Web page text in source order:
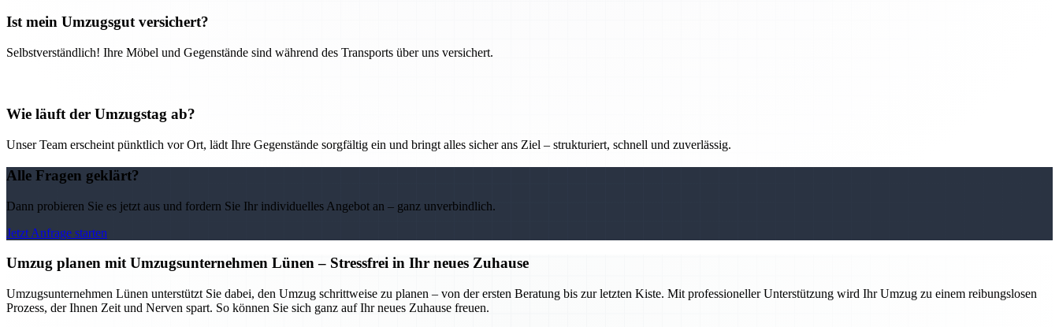
Ist mein Umzugsgut versichert?
Selbstverständlich! Ihre Möbel und Gegenstände sind während des Transports über uns versichert.
Wie läuft der Umzugstag ab?
Unser Team erscheint pünktlich vor Ort, lädt Ihre Gegenstände sorgfältig ein und bringt alles sicher ans Ziel – strukturiert, schnell und zuverlässig.
Alle Fragen geklärt?
Dann probieren Sie es jetzt aus und fordern Sie Ihr individuelles Angebot an – ganz unverbindlich.
Jetzt Anfrage starten
Umzug planen mit Umzugsunternehmen Lünen – Stressfrei in Ihr neues Zuhause
Umzugsunternehmen Lünen unterstützt Sie dabei, den Umzug schrittweise zu planen – von der ersten Beratung bis zur letzten Kiste. Mit professioneller Unterstützung wird Ihr Umzug zu einem reibungslosen
Prozess, der Ihnen Zeit und Nerven spart. So können Sie sich ganz auf Ihr neues Zuhause freuen.